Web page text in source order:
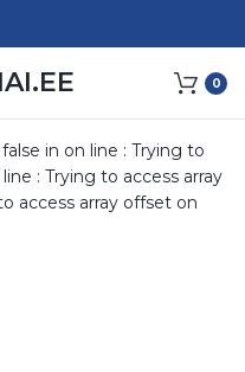
0
in on line : Trying to
: Trying to access array
access array offset on